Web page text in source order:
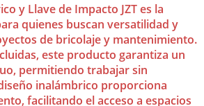
y Llave de Impacto JZT es la
quienes buscan versatilidad y
de bricolaje y mantenimiento.
este producto garantiza un
permitiendo trabajar sin
inalámbrico proporciona
facilitando el acceso a espacios